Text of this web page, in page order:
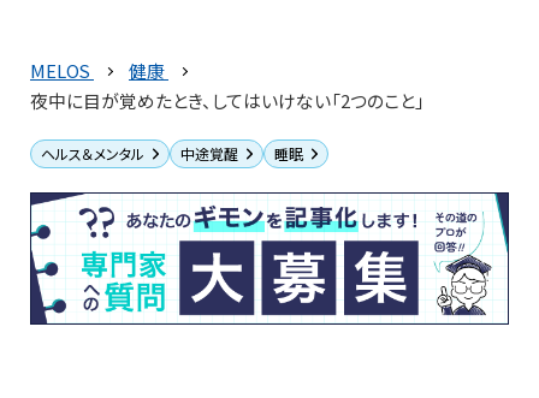
MELOS
健康
夜中に目が覚めたとき、してはいけない「2つのこと」
ヘルス＆メンタル 中途覚醒 睡眠